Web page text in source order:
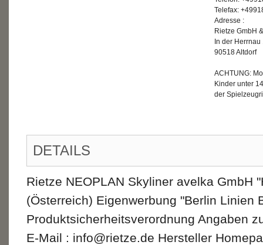
Telefax:
Adresse :
Rietze GmbH
In der Herrnau
90518 Altdorf
ACHTUNG:
Kinder unter
der
DETAILS
Rietze NEOPLAN Skyliner avelka GmbH
(Österreich) Eigenwerbung "Berlin Linien
Produktsicherheitsverordnung Angaben
E-Mail : info@rietze.de Hersteller